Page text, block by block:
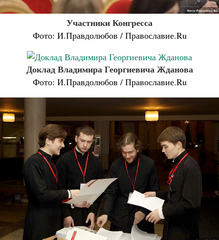
Участники Конгресса
Фото: И.Правдолюбов / Православие.Ru
Доклад Владимира Георгиевича Жданова
Фото: И.Правдолюбов / Православие.Ru